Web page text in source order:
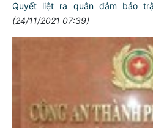
Quyết liệt ra quân đảm bảo
(24/11/2021 07:39)